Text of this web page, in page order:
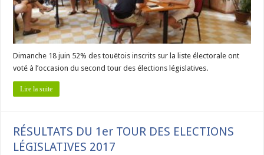
Dimanche 18 juin 52% des touëtois inscrits sur la liste électorale ont
voté à l’occasion du second tour des élections législatives.
Lire la suite
RÉSULTATS DU 1er TOUR DES ELECTIONS
LÉGISLATIVES 2017